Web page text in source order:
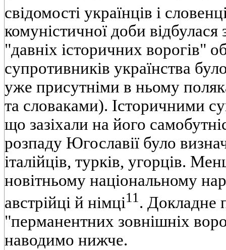
свідомості українців і
комуністичної доби відбулася
"давніх історичних ворогів"
супротивників українства
уже присутніми в ньому
та словаками). Історичними
що зазіхали на його
розпаду Югославії було
італійців, турків, угорців.
новітньому національному
австрійці й німці11. Докладне
"перманентних зовнішніх
наводимо нижче.